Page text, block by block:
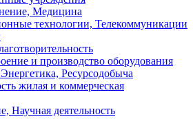
Медицина
технологии, Телекоммуникации
и производство оборудования
Ресурсодобыча
жилая и коммерческая
Научная деятельность